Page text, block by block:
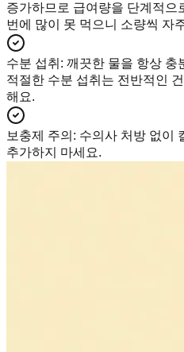
증가하므로 급여량을 단계적으
번에 많이 못 먹으니 소량씩 자
수분 섭취 : 깨끗한 물을 항상 충
적절한 수분 섭취는 전반적인
해요.
보충제 주의 : 수의사 처방 없이
추가하지 마세요.